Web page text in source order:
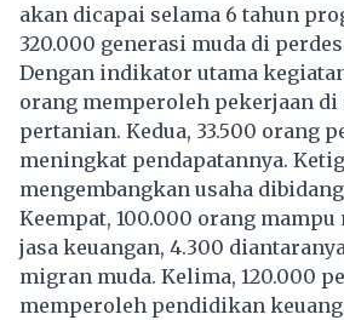
akan dicapai selama 6 tahun
320.000 generasi muda di
Dengan indikator utama
orang memperoleh pekerjaan di
pertanian. Kedua, 33.500 orang
meningkat pendapatannya.
mengembangkan usaha
Keempat, 100.000 orang
jasa keuangan, 4.300
migran muda. Kelima, 120.000
memperoleh pendidikan